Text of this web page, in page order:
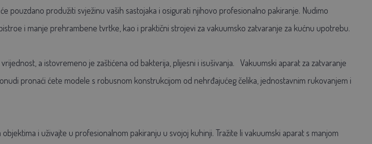
pouzdano produžiti svježinu vaših sastojaka i osigurati njihovo profesionalno pakiranje. Nudimo
i manje prehrambene tvrtke, kao i praktični strojevi za vakuumsko zatvaranje za kućnu upotrebu.
a istovremeno je zaštićena od bakterija, plijesni i isušivanja. Vakuumski aparat za zatvaranje
pronaći ćete modele s robusnom konstrukcijom od nehrđajućeg čelika, jednostavnim rukovanjem i
objektima i uživajte u profesionalnom pakiranju u svojoj kuhinji. Tražite li vakuumski aparat s manjom